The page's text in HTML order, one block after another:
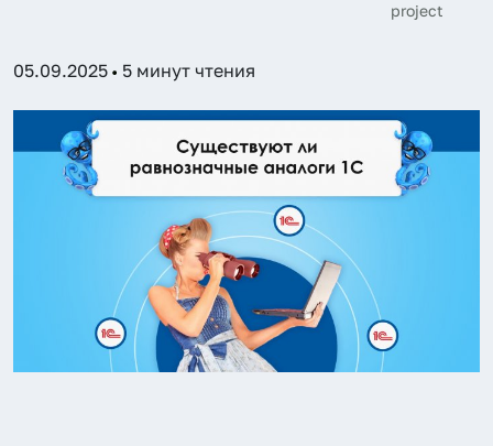
project
05.09.2025 5 минут чтения